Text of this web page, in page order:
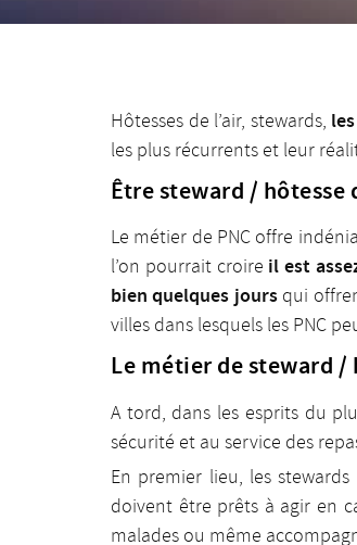
Hôtesses de l’air, stewards,
les plus récurrents et leur
Être steward / hôtesse
Le métier de PNC offre
l’on pourrait croire il est
bien quelques joursqui
villes dans lesquels les PNC
Le métier de steward /
A tord, dans les esprits du
sécurité et au service des
En premier lieu, les
doivent être prêts à agir en
malades ou même